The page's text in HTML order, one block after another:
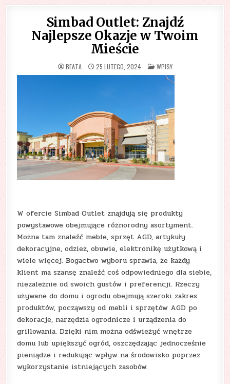
Simbad Outlet: Znajdź
Najlepsze Okazje w Twoim
Mieście
BEATA 25 LUTEGO, 2024 POSTED
IN
WPISY
W ofercie Simbad Outlet znajdują się produkty
powystawowe obejmujące różnorodny asortyment.
Można tam znaleźć meble, sprzęt AGD, artykuły
dekoracyjne, odzież, obuwie, elektronikę użytkową i
wiele więcej. Bogactwo wyboru sprawia, że każdy
klient ma szansę znaleźć coś odpowiedniego dla siebie,
niezależnie od swoich gustów i preferencji. Rzeczy
używane do domu i ogrodu obejmują szeroki zakres
produktów, począwszy od mebli i sprzętów AGD po
dekoracje, narzędzia ogrodnicze i urządzenia do
grillowania. Dzięki nim można odświeżyć wnętrze
domu lub upiększyć ogród, oszczędzając jednocześnie
pieniądze i redukując wpływ na środowisko poprzez
wykorzystanie istniejących zasobów.